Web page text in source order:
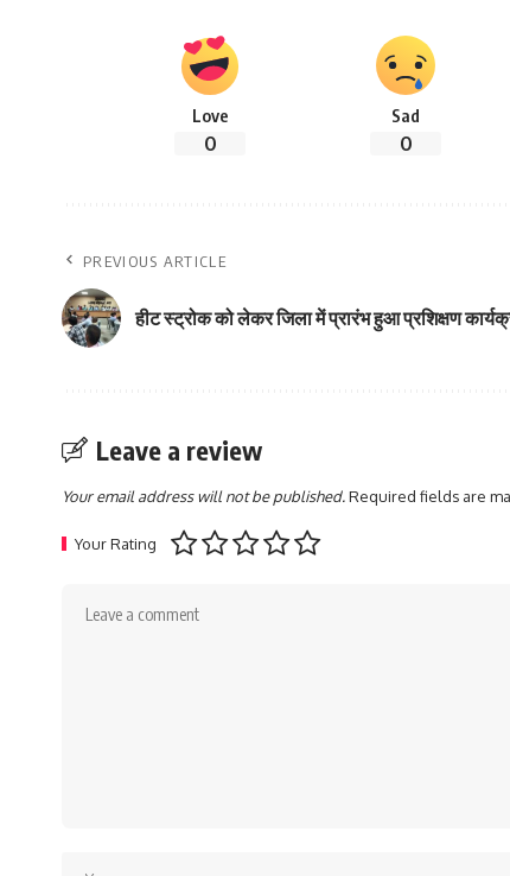
Love
0
Sad
0
PREVIOUS ARTICLE
हीट स्ट्रोक को लेकर जिला में प्रारंभ हुआ प्रशिक्षण
Leave a review
Your email address will not be published.Required fields are
Your Rating